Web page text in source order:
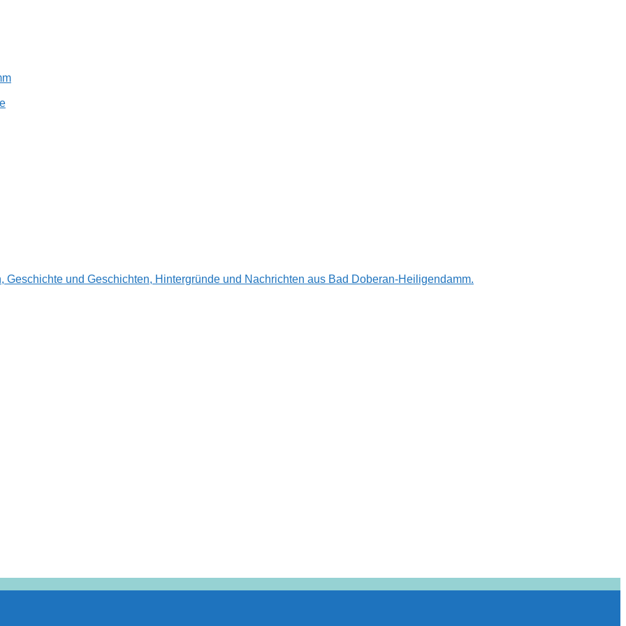
Geschichte und Geschichten, Hintergründe und Nachrichten aus Bad Doberan-Heiligendamm.